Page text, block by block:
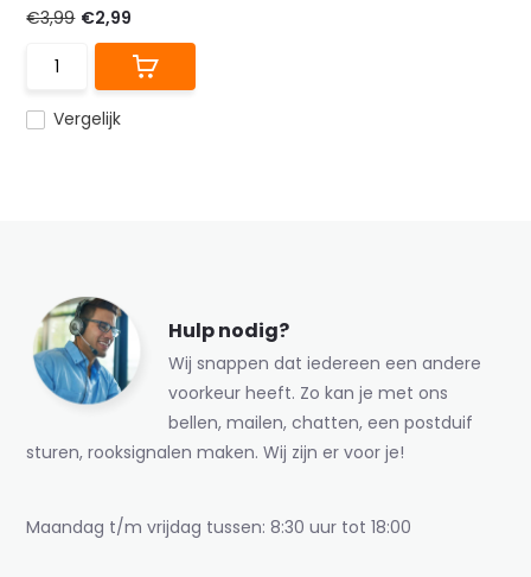
Vergelijk
€3,99 €2,99
Hulp nodig?
Wij snappen dat iedereen een andere
voorkeur heeft. Zo kan je met ons
bellen, mailen, chatten, een postduif
sturen, rooksignalen maken. Wij zijn er voor je!
Maandag t/m vrijdag tussen: 8:30 uur tot 18:00